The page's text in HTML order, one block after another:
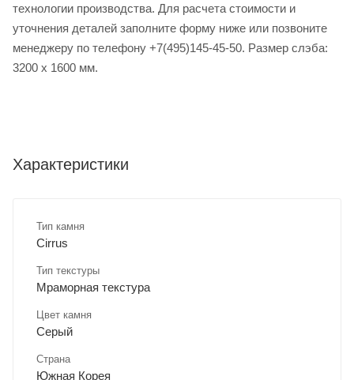
технологии производства. Для расчета стоимости и
уточнения деталей заполните форму ниже или позвоните
менеджеру по телефону +7(495)145-45-50. Размер слэба:
3200 х 1600 мм.
Характеристики
Тип камня
Cirrus
Тип текстуры
Мраморная текстура
Цвет камня
Серый
Страна
Южная Корея